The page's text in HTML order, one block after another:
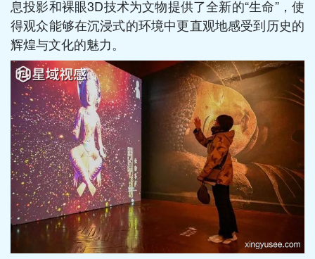
息投影和裸眼3D技术为文物提供了全新的“生命”，使
得观众能够在沉浸式的环境中更直观地感受到历史的
辉煌与文化的魅力。